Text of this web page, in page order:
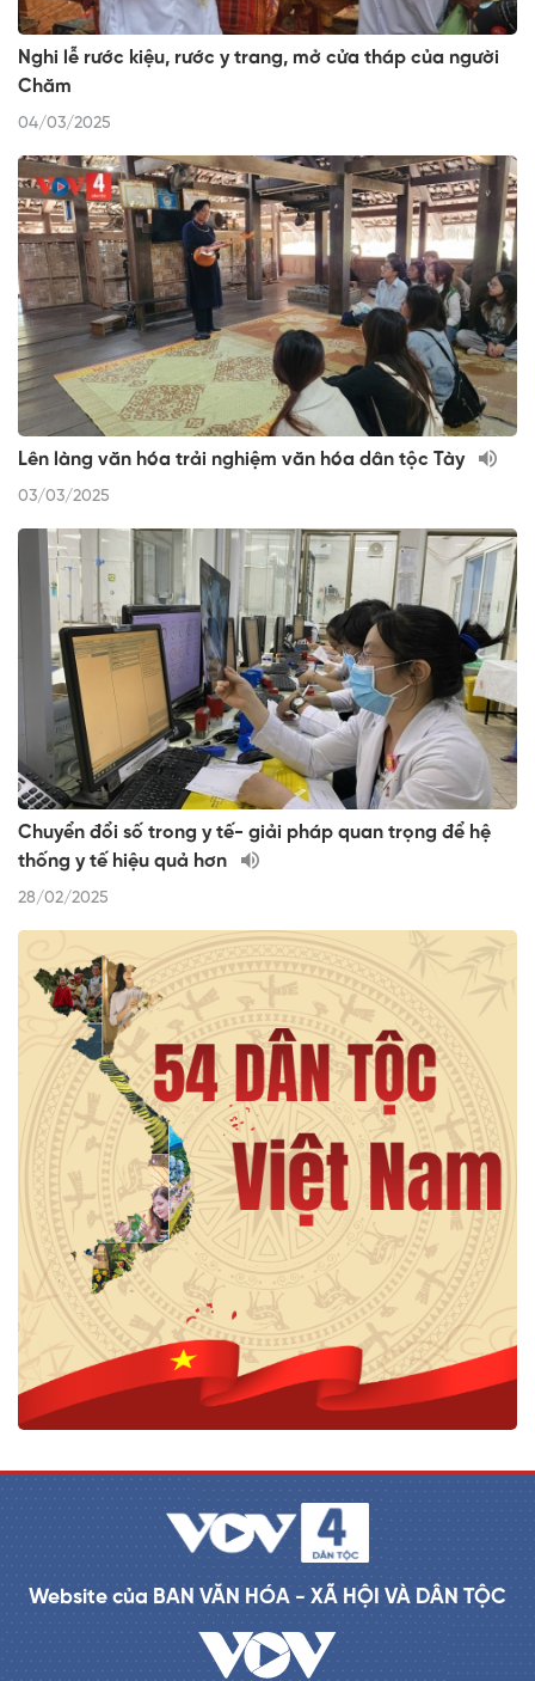
Nghi lễ rước kiệu, rước y trang, mở cửa tháp của người
Chăm
04/03/2025
Lên làng văn hóa trải nghiệm văn hóa dân tộc Tày
03/03/2025
Chuyển đổi số trong y tế- giải pháp quan trọng để hệ
thống y tế hiệu quả hơn
28/02/2025
Website của BAN VĂN HÓA - XÃ HỘI VÀ DÂN TỘC